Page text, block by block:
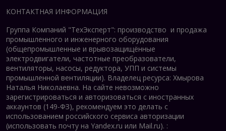
КОНТАКТНАЯ ИНФОРМАЦИЯ
Группа Компаний "ТехЭксперт": производство и продажа
промышленного и инженерного оборудования
(общепромышленные и врывозащищённые
электродвигатели, частотные преобразователи,
вентиляторы, насосы, редуктора, УПП и системы
промышленной вентиляции). Владелец ресурса: Хмырова
Наталья Николаевна. На сайте невозможно
зарегистрироваться и авторизоваться с иностранных
аккаунтов (149-ФЗ), рекомендуем это делать с
использованием российского сервиса авторизации
(использовать почту на Yandex.ru или Mail.ru). :